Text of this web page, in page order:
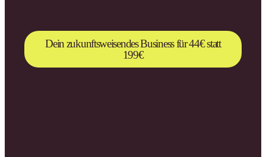
Dein zukunftsweisendes Business für 44€ statt
199€